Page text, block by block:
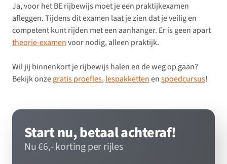
Ja, voor het BE rijbewijs moet je een praktijkexamen
afleggen. Tijdens dit examen laat je zien dat je veilig en
competent kunt rijden met een aanhanger. Er is geen apart
theorie-examenvoor nodig, alleen praktijk.
Wil jij binnenkort je rijbewijs halen en de weg op gaan?
Bekijk onzegratis proefles,lespakkettenenspoedcursus!
Start nu, betaal achteraf!
Nu €6,- korting per rijles